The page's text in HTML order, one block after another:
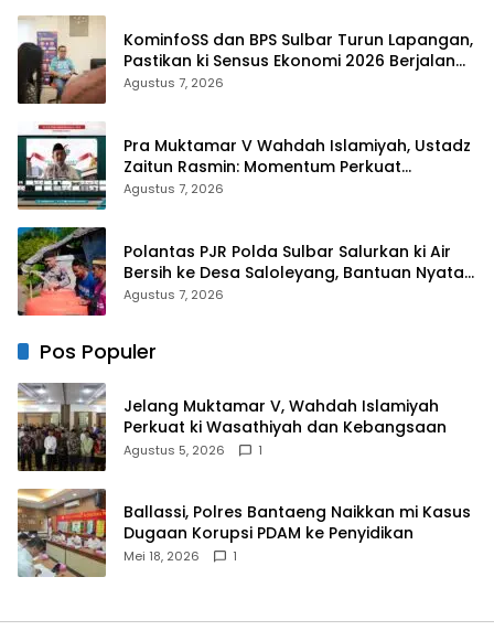
KominfoSS dan BPS Sulbar Turun Lapangan,
Pastikan ki Sensus Ekonomi 2026 Berjalan
Nyaman dan Akurat
Agustus 7, 2026
Pra Muktamar V Wahdah Islamiyah, Ustadz
Zaitun Rasmin: Momentum Perkuat
Konsolidasi dan Evaluasi Perjalanan
Agustus 7, 2026
Polantas PJR Polda Sulbar Salurkan ki Air
Bersih ke Desa Saloleyang, Bantuan Nyata
di Tengah Musim Kemarau
Agustus 7, 2026
Pos Populer
Jelang Muktamar V, Wahdah Islamiyah
Perkuat ki Wasathiyah dan Kebangsaan
Agustus 5, 2026 1
Ballassi, Polres Bantaeng Naikkan mi Kasus
Dugaan Korupsi PDAM ke Penyidikan
Mei 18, 2026 1